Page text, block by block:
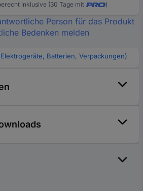
inklusive (30 Tage mit )
Person für das Produkt
Bedenken melden
Batterien, Verpackungen)